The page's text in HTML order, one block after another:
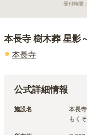
受付時間：
本長寺 樹木葬 星影
本長寺
公式詳細情報
施設名
本長
もく